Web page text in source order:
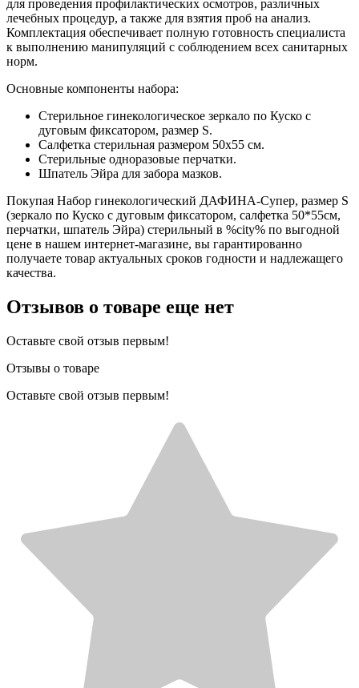
для проведения профилактических осмотров, различных
лечебных процедур, а также для взятия проб на анализ.
Комплектация обеспечивает полную готовность специалиста
к выполнению манипуляций с соблюдением всех санитарных
норм.
Основные компоненты набора:
Стерильное гинекологическое зеркало по Куско с
дуговым фиксатором, размер S.
Салфетка стерильная размером 50х55 см.
Стерильные одноразовые перчатки.
Шпатель Эйра для забора мазков.
Покупая Набор гинекологический ДАФИНА-Супер, размер S
(зеркало по Куско с дуговым фиксатором, салфетка 50*55см,
перчатки, шпатель Эйра) стерильный в %city% по выгодной
цене в нашем интернет-магазине, вы гарантированно
получаете товар актуальных сроков годности и надлежащего
качества.
Отзывов о товаре еще нет
Оставьте свой отзыв первым!
Отзывы о товаре
Оставьте свой отзыв первым!